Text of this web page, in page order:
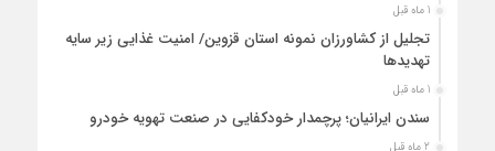
1 ماه قبل
تجلیل از کشاورزان نمونه استان قزوین/ امنیت غذایی زیر سایه
تهدیدها
1 ماه قبل
سندن ایرانیان؛ پرچمدار خودکفایی در صنعت تهویه خودرو
2 ماه قبل